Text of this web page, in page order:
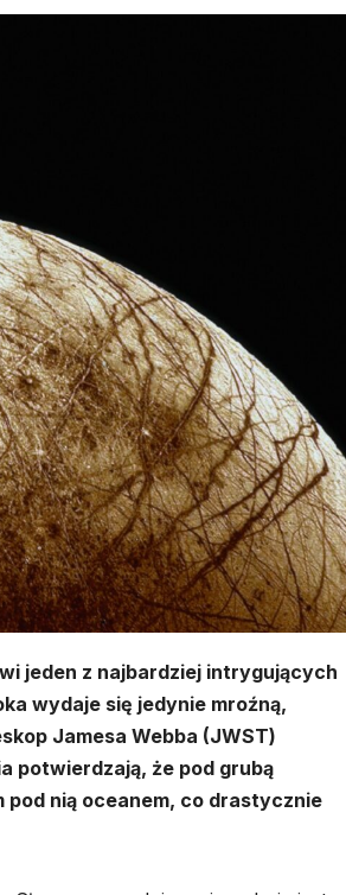
jeden z najbardziej intrygujących
wydaje się jedynie mroźną,
Jamesa Webba (JWST)
potwierdzają, że pod grubą
nią oceanem, co drastycznie